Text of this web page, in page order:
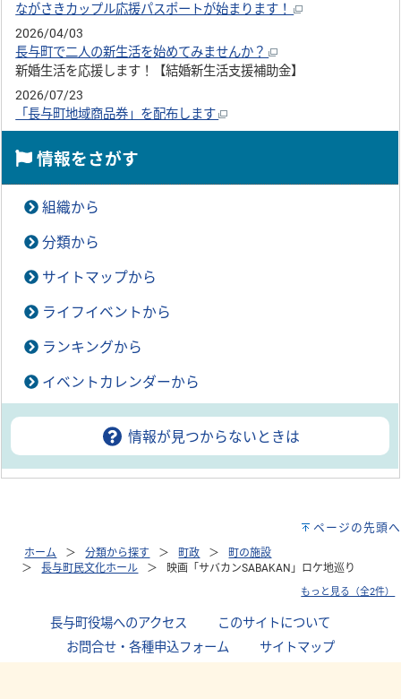
ながさきカップル応援パスポートが始まります！
2026/04/03
長与町で二人の新生活を始めてみませんか？
新婚生活を応援します！【結婚新生活支援補助金】
2026/07/23
「長与町地域商品券」を配布します
情報をさがす
組織から
分類から
サイトマップから
ライフイベントから
ランキングから
イベントカレンダーから
情報が見つからないときは
ページの先頭へ
ホーム 分類から探す 町政
町の施設
長与町民文化ホール
映画「サバカンSABAKAN」ロケ地巡り
もっと見る（全2件）
長与町役場へのアクセス このサイトについて
お問合せ・各種申込フォーム
サイトマップ